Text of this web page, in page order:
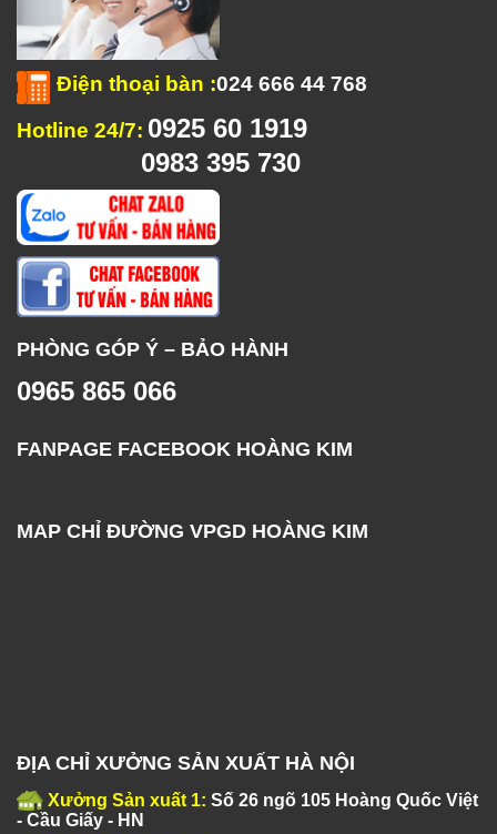
Điện thoại bàn :024 666 44 768
Hotline 24/7: 0925 60 1919
0983 395 730
PHÒNG GÓP Ý – BẢO HÀNH
0965 865 066
FANPAGE FACEBOOK HOÀNG KIM
MAP CHỈ ĐƯỜNG VPGD HOÀNG KIM
ĐỊA CHỈ XƯỞNG SẢN XUẤT HÀ NỘI
Xưởng Sản xuất 1: Số 26 ngõ 105 Hoàng Quốc Việt
- Cầu Giấy - HN